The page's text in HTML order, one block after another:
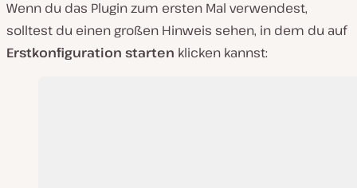
Wenn du das Plugin zum ersten Mal verwendest,
solltest du einen großen Hinweis sehen, in dem du auf
Erstkonfiguration starten klicken kannst: